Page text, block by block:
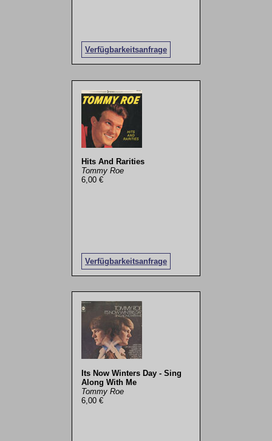
Verfügbarkeitsanfrage
Hits And Rarities
Tommy Roe
6,00 €
Verfügbarkeitsanfrage
Its Now Winters Day - Sing
Along With Me
Tommy Roe
6,00 €